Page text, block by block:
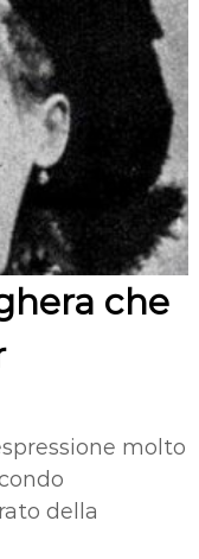
che
molto
della